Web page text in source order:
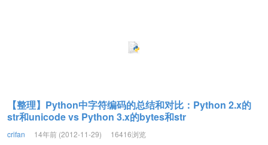
【整理】Python中字符编码的总结和对比：Python 2.x的
str和unicode vs Python 3.x的bytes和str
crifan 14年前 (2012-11-29) 16416浏览